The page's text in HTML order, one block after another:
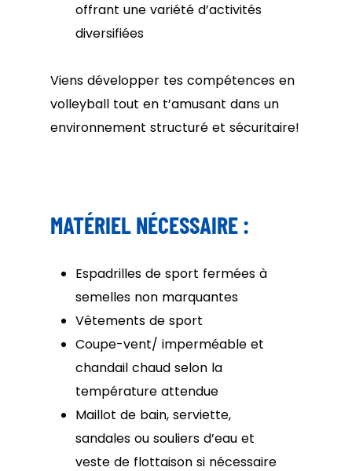
offrant une variété d’activités
diversifiées
Viens développer tes compétences en
volleyball tout en t’amusant dans un
environnement structuré et sécuritaire!
MATÉRIEL NÉCESSAIRE :
Espadrilles de sport fermées à
semelles non marquantes
Vêtements de sport
Coupe-vent/ imperméable et
chandail chaud selon la
température attendue
Maillot de bain, serviette,
sandales ou souliers d’eau et
veste de flottaison si nécessaire